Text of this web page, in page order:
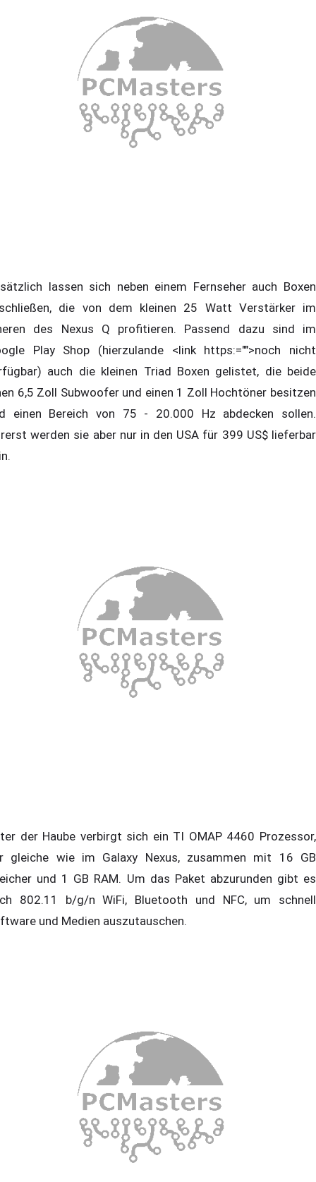
lassen sich neben einem Fernseher auch Boxen
die von dem kleinen 25 Watt Verstärker im
des Nexus Q profitieren. Passend dazu sind im
Play Shop (hierzulande <link https:="">noch nicht
auch die kleinen Triad Boxen gelistet, die beide
6,5 Zoll Subwoofer und einen 1 Zoll Hochtöner besitzen
einen Bereich von 75 - 20.000 Hz abdecken sollen.
werden sie aber nur in den USA für 399 US$ lieferbar
der Haube verbirgt sich ein TI OMAP 4460 Prozessor,
gleiche wie im Galaxy Nexus, zusammen mit 16 GB
und 1 GB RAM. Um das Paket abzurunden gibt es
802.11 b/g/n WiFi, Bluetooth und NFC, um schnell
und Medien auszutauschen.